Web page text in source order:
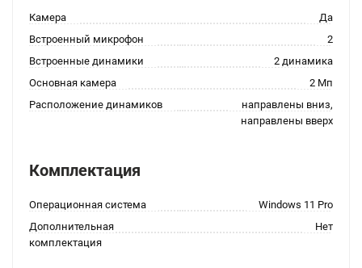
Камера
Да
Встроенный микрофон
2
Встроенные динамики
2 динамика
Основная камера
2 Мп
Расположение динамиков
направлены вниз,
направлены вверх
Комплектация
Операционная система
Windows 11 Pro
Дополнительная
комплектация
Нет